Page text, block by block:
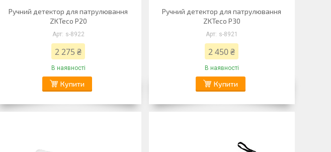
Ручний детектор для патрулювання
ZKTeco P20
s-8922
2 275 ₴
В наявності
Купити
Ручний детектор для патрулювання
ZKTeco P30
s-8921
2 450 ₴
В наявності
Купити